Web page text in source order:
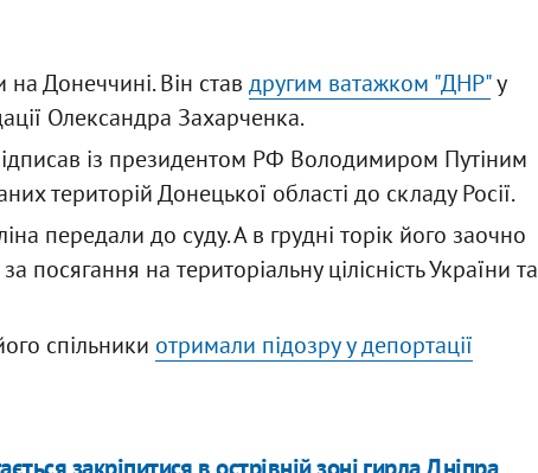
Донеччині. Він став другим ватажком "ДНР"у
Олександра Захарченка.
із президентом РФ Володимиром Путіним
територій Донецької області до складу Росії.
передали до суду. А в грудні торік його заочно
посягання на територіальну цілісність України та
спільники отримали підозру у депортації